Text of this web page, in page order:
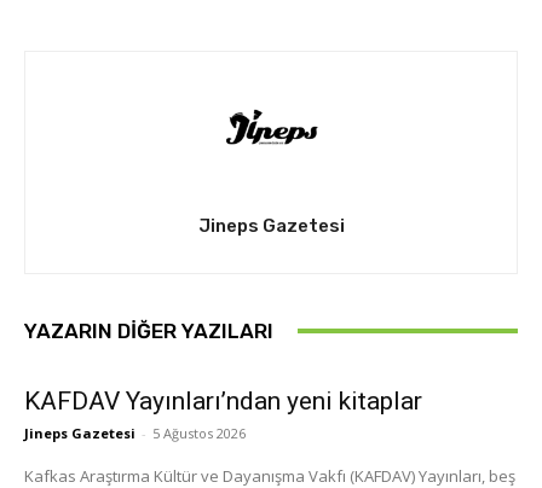
Jineps Gazetesi
YAZARIN DIĞER YAZILARI
KAFDAV Yayınları’ndan yeni kitaplar
Jineps Gazetesi - 5 Ağustos 2026
Kafkas Araştırma Kültür ve Dayanışma Vakfı (KAFDAV) Yayınları, beş